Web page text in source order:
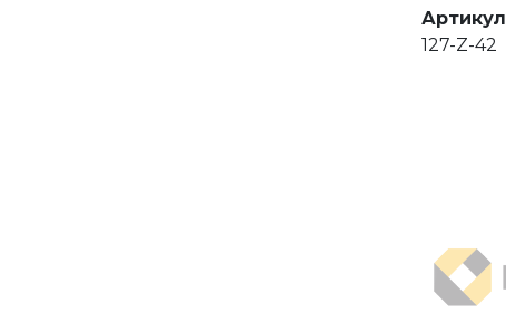
Артикул
127-Z-42